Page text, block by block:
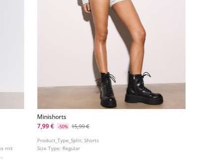
mit
Minishorts
7,99 €
-50% 15,99 €
Product_Type_Split:Shorts
Size Type: Regular